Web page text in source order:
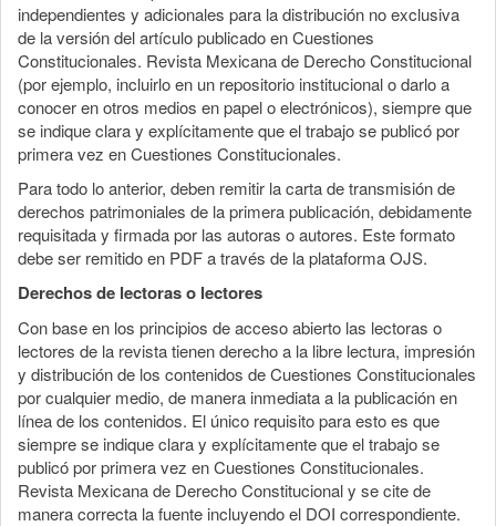
independientes y adicionales para la distribución no exclusiva
de la versión del artículo publicado en Cuestiones
Constitucionales. Revista Mexicana de Derecho Constitucional
(por ejemplo, incluirlo en un repositorio institucional o darlo a
conocer en otros medios en papel o electrónicos), siempre que
se indique clara y explícitamente que el trabajo se publicó por
primera vez en Cuestiones Constitucionales.
Para todo lo anterior, deben remitir la carta de transmisión de
derechos patrimoniales de la primera publicación, debidamente
requisitada y firmada por las autoras o autores. Este formato
debe ser remitido en PDF a través de la plataforma OJS.
Derechos de lectoras o lectores
Con base en los principios de acceso abierto las lectoras o
lectores de la revista tienen derecho a la libre lectura, impresión
y distribución de los contenidos de Cuestiones Constitucionales
por cualquier medio, de manera inmediata a la publicación en
línea de los contenidos. El único requisito para esto es que
siempre se indique clara y explícitamente que el trabajo se
publicó por primera vez en Cuestiones Constitucionales.
Revista Mexicana de Derecho Constitucional y se cite de
manera correcta la fuente incluyendo el DOI correspondiente.